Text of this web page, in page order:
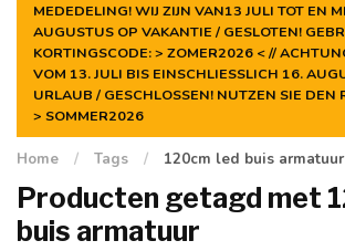
MEDEDELING! WIJ ZIJN VAN13 JULI TOT EN
AUGUSTUS OP VAKANTIE / GESLOTEN!
KORTINGSCODE: > ZOMER2026 < //
VOM 13. JULI BIS EINSCHLIESSLICH 16.
URLAUB / GESCHLOSSEN! NUTZEN SIE DEN
> SOMMER2026
Home / Tags / 120cm led buis armatuur
Producten getagd met
buis armatuur